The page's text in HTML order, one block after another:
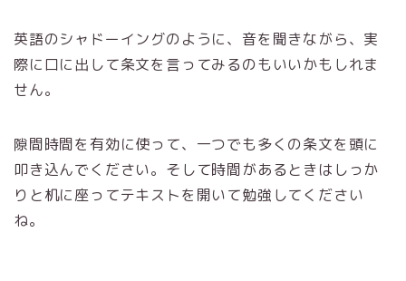
英語のシャドーイングのように、音を聞きながら、実
際に口に出して条文を言ってみるのもいいかもしれま
せん。
隙間時間を有効に使って、一つでも多くの条文を頭に
叩き込んでください。そして時間があるときはしっか
りと机に座ってテキストを開いて勉強してください
ね。